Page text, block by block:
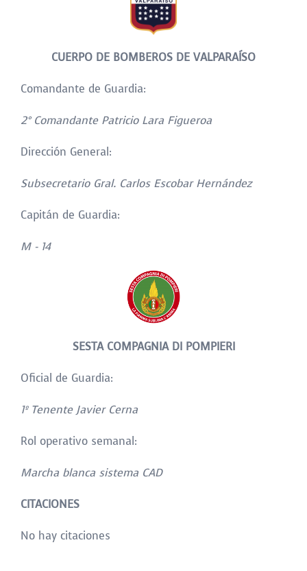
CUERPO DE BOMBEROS DE VALPARAÍSO
Comandante de Guardia:
2° Comandante Patricio Lara Figueroa
Dirección General:
Subsecretario Gral. Carlos Escobar Hernández
Capitán de Guardia:
M - 14
SESTA COMPAGNIA DI POMPIERI
Oficial de Guardia:
1º Tenente Javier Cerna
Rol operativo semanal:
Marcha blanca sistema CAD
CITACIONES
No hay citaciones